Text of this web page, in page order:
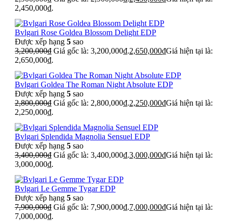
2,450,000₫.
Bvlgari Rose Goldea Blossom Delight EDP
Được xếp hạng 5 sao
3,200,000₫ Giá gốc là: 3,200,000₫.2,650,000₫Giá hiện tại là:
2,650,000₫.
Bvlgari Goldea The Roman Night Absolute EDP
Được xếp hạng 5 sao
2,800,000₫ Giá gốc là: 2,800,000₫.2,250,000₫Giá hiện tại là:
2,250,000₫.
Bvlgari Splendida Magnolia Sensuel EDP
Được xếp hạng 5 sao
3,400,000₫ Giá gốc là: 3,400,000₫.3,000,000₫Giá hiện tại là:
3,000,000₫.
Bvlgari Le Gemme Tygar EDP
Được xếp hạng 5 sao
7,900,000₫ Giá gốc là: 7,900,000₫.7,000,000₫Giá hiện tại là:
7,000,000₫.